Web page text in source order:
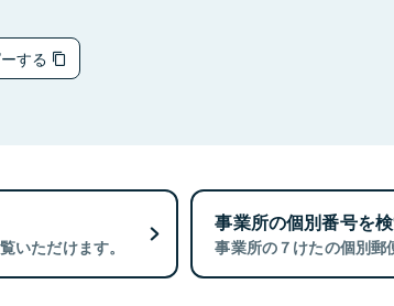
する
いただけます。
事業所の個別番号を
事業所の７けたの個別郵